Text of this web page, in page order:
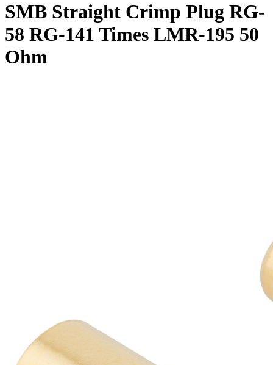
SMB Straight Crimp Plug RG-
58 RG-141 Times LMR-195 50
Ohm